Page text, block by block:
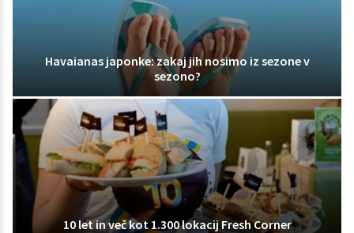
Havaianas japonke: zakaj jih nosimo iz sezone v
sezono?
10 let in več kot 1.300 lokacij Fresh Corner